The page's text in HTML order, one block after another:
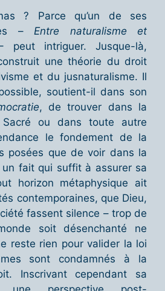
? Parce qu’un de ses
–Entre naturalisme et
peut intriguer. Jusque-là,
une théorie du droit
et du jusnaturalisme. Il
soutient-il dans son
, de trouver dans la
ou dans toute autre
le fondement de la
posées que de voir dans la
fait qui suffit à assurer sa
horizon métaphysique ait
contemporaines, que Dieu,
fassent silence – trop de
soit désenchanté ne
reste rien pour valider la loi
sont condamnés à la
Inscrivant cependant sa